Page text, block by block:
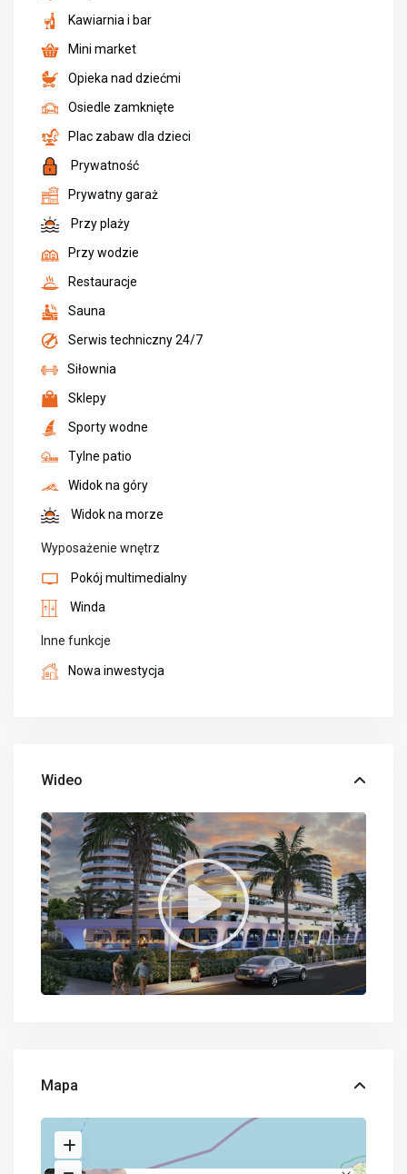
Kawiarnia i bar
Mini market
Opieka nad dziećmi
Osiedle zamknięte
Plac zabaw dla dzieci
Prywatność
Prywatny garaż
Przy plaży
Przy wodzie
Restauracje
Sauna
Serwis techniczny 24/7
Siłownia
Sklepy
Sporty wodne
Tylne patio
Widok na góry
Widok na morze
Wyposażenie wnętrz
Pokój multimedialny
Winda
Inne funkcje
Nowa inwestycja
Wideo
Mapa